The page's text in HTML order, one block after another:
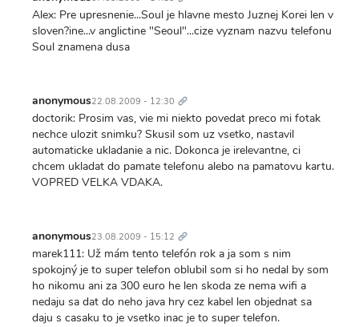
Alex: Pre upresnenie...Soul je hlavne mesto Juznej Korei len v
sloven?ine...v anglictine "Seoul"...cize vyznam nazvu telefonu
Soul znamena dusa
anonymous22.08.2009 - 12:30 odkaz
doctorik: Prosim vas, vie mi niekto povedat preco mi fotak
nechce ulozit snimku? Skusil som uz vsetko, nastavil
automaticke ukladanie a nic. Dokonca je irelevantne, ci
chcem ukladat do pamate telefonu alebo na pamatovu kartu.
VOPRED VELKA VDAKA.
anonymous23.08.2009 - 15:12 odkaz
marek111: Už mám tento telefón rok a ja som s nim
spokojný je to super telefon oblubil som si ho nedal by som
ho nikomu ani za 300 euro he len skoda ze nema wifi a
nedaju sa dat do neho java hry cez kabel len objednat sa
daju s casaku to je vsetko inac je to super telefon.